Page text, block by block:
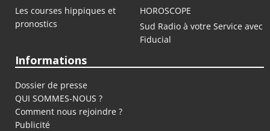
Les courses hippiques et
pronostics
HOROSCOPE
Sud Radio à votre Service avec
Fiducial
Informations
Dossier de presse
QUI SOMMES-NOUS ?
Comment nous rejoindre ?
Publicité